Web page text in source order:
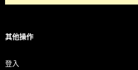
其他操作
登入